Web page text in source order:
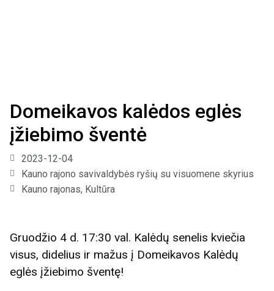
Domeikavos kalėdos eglės
įžiebimo šventė
2023-12-04
Kauno rajono savivaldybės ryšių su visuomene skyrius
Kauno rajonas, Kultūra
Gruodžio 4 d. 17:30 val. Kalėdų senelis kviečia
visus, didelius ir mažus į Domeikavos Kalėdų
eglės įžiebimo šventę!